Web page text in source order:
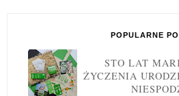
POPULARNE
STO LAT
ŻYCZENIA